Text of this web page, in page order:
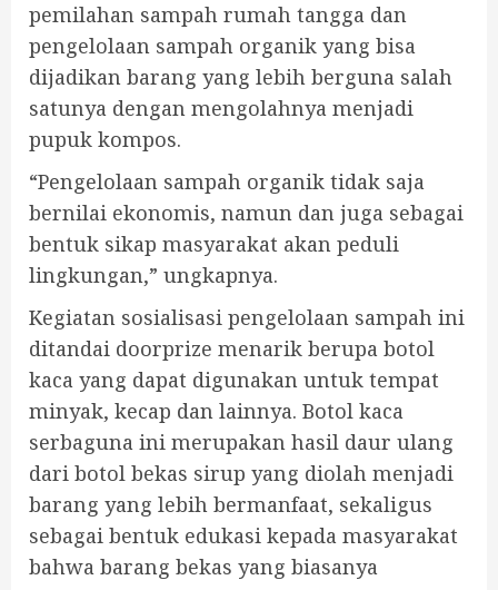
pemilahan sampah rumah tangga dan
pengelolaan sampah organik yang bisa
dijadikan barang yang lebih berguna salah
satunya dengan mengolahnya menjadi
pupuk kompos.
“Pengelolaan sampah organik tidak saja
bernilai ekonomis, namun dan juga sebagai
bentuk sikap masyarakat akan peduli
lingkungan,” ungkapnya.
Kegiatan sosialisasi pengelolaan sampah ini
ditandai doorprize menarik berupa botol
kaca yang dapat digunakan untuk tempat
minyak, kecap dan lainnya. Botol kaca
serbaguna ini merupakan hasil daur ulang
dari botol bekas sirup yang diolah menjadi
barang yang lebih bermanfaat, sekaligus
sebagai bentuk edukasi kepada masyarakat
bahwa barang bekas yang biasanya